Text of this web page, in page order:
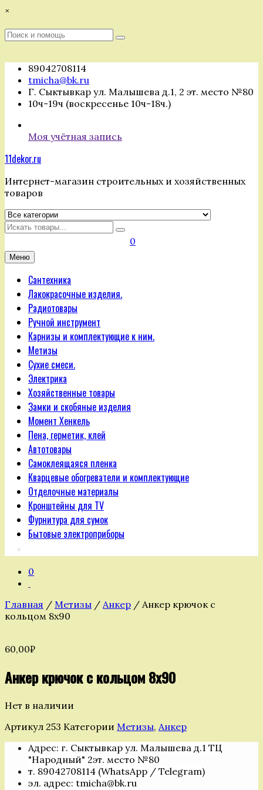
Перейти
содержимому
×
Поиск
Поиск
89042708114
tmicha@bk.ru
Г. Сыктывкар ул. Малышева д.1, 2 эт. место №80
10ч-19ч (воскресенье 10ч-18ч.)
Моя учётная запись
11dekor.ru
Интернет-магазин строительных и хозяйственных
товаров
Искать
0
Меню
Сантехника
Лакокрасочные изделия.
Радиотовары
Ручной инструмент
Карнизы и комплектующие к ним.
Метизы
Сухие смеси.
Электрика
Хозяйственные товары
Замки и скобяные изделия
Момент Хенкель
Пена, герметик, клей
Автотовары
Самоклеящаяся пленка
Кварцевые обогреватели и комплектующие
Отделочные материалы
Кронштейны для TV
Фурнитура для сумок
Бытовые электроприборы
0
Главная / Метизы / Анкер / Анкер крючок с
кольцом 8х90
60,00₽
Анкер крючок с кольцом 8х90
Нет в наличии
Артикул 253 Категории Метизы, Анкер
Адрес: г. Сыктывкар ул. Малышева д.1 ТЦ
"Народный" 2эт. место №80
т. 89042708114 (WhatsApp / Telegram)
эл. адрес: tmicha@bk.ru